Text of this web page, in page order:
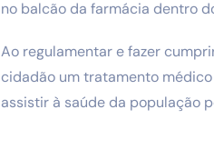
no balcão da farmácia dentro
Ao regulamentar e fazer
cidadão um tratamento
assistir à saúde da população